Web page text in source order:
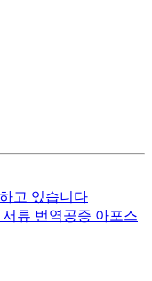
고 있습니다
류 번역공증 아포스